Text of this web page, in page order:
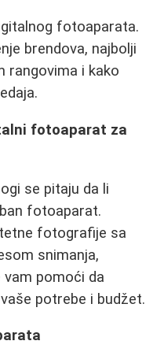
fotoaparata.
brendova, najbolji
rangovima i kako
fotoaparat za
se pitaju da li
fotoaparat.
fotografije sa
snimanja,
vam pomoći da
potrebe i budžet.